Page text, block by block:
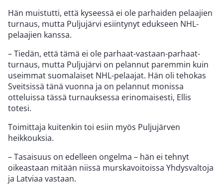
Hän muistutti, että kyseessä ei ole parhaiden pelaajien
turnaus, mutta Puljujärvi esiintynyt edukseen NHL-
pelaajien kanssa.
– Tiedän, että tämä ei ole parhaat-vastaan-parhaat-
turnaus, mutta Puljujärvi on pelannut paremmin kuin
useimmat suomalaiset NHL-pelaajat. Hän oli tehokas
Sveitsissä tänä vuonna ja on pelannut monissa
otteluissa tässä turnauksessa erinomaisesti, Ellis
totesi.
Toimittaja kuitenkin toi esiin myös Puljujärven
heikkouksia.
– Tasaisuus on edelleen ongelma – hän ei tehnyt
oikeastaan mitään niissä murskavoitoissa Yhdysvaltoja
ja Latviaa vastaan.